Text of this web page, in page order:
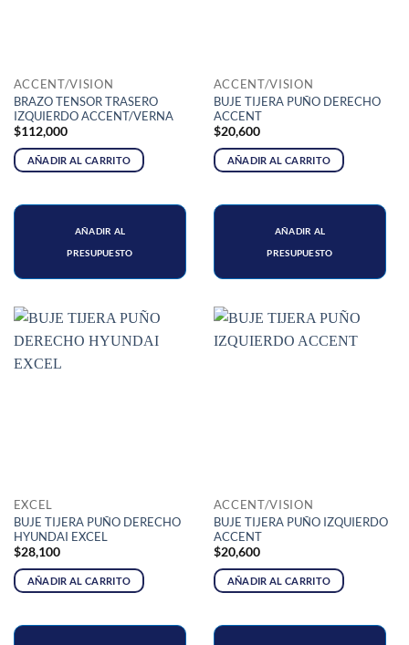
ACCENT/VISION
BRAZO TENSOR TRASERO
IZQUIERDO ACCENT/VERNA
$112,000
AÑADIR AL CARRITO
AÑADIR AL
PRESUPUESTO
ACCENT/VISION
BUJE TIJERA PUÑO DERECHO
ACCENT
$20,600
AÑADIR AL CARRITO
AÑADIR AL
PRESUPUESTO
EXCEL
BUJE TIJERA PUÑO DERECHO
HYUNDAI EXCEL
$28,100
AÑADIR AL CARRITO
ACCENT/VISION
BUJE TIJERA PUÑO IZQUIERDO
ACCENT
$20,600
AÑADIR AL CARRITO